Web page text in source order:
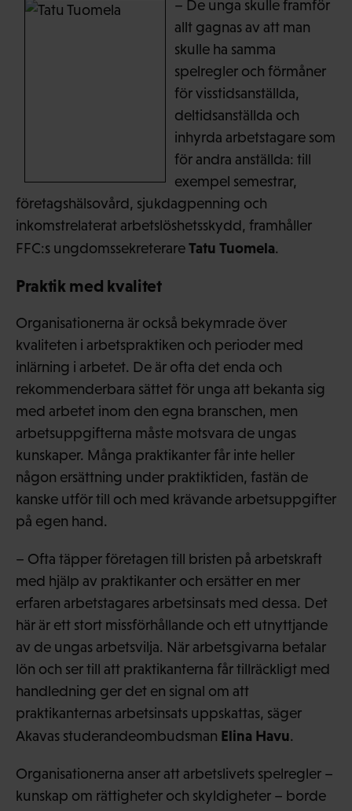
– De unga skulle framför
allt gagnas av att man
skulle ha samma
spelregler och förmåner
för visstidsanställda,
deltidsanställda och
inhyrda arbetstagare som
för andra anställda: till
exempel semestrar,
företagshälsovård, sjukdagpenning och
inkomstrelaterat arbetslöshetsskydd, framhåller
FFC:s ungdomssekreterareTatu Tuomela.
Praktik med kvalitet
Organisationerna är också bekymrade över
kvaliteten i arbetspraktiken och perioder med
inlärning i arbetet. De är ofta det enda och
rekommenderbara sättet för unga att bekanta sig
med arbetet inom den egna branschen, men
arbetsuppgifterna måste motsvara de ungas
kunskaper. Många praktikanter får inte heller
någon ersättning under praktiktiden, fastän de
kanske utför till och med krävande arbetsuppgifter
på egen hand.
– Ofta täpper företagen till bristen på arbetskraft
med hjälp av praktikanter och ersätter en mer
erfaren arbetstagares arbetsinsats med dessa. Det
här är ett stort missförhållande och ett utnyttjande
av de ungas arbetsvilja. När arbetsgivarna betalar
lön och ser till att praktikanterna får tillräckligt med
handledning ger det en signal om att
praktikanternas arbetsinsats uppskattas, säger
Akavas studerandeombudsman Elina Havu.
Organisationerna anser att arbetslivets spelregler –
kunskap om rättigheter och skyldigheter – borde